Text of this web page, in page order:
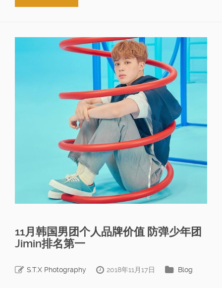
11月韩国男团个人品牌价值 防弹少年团
Jimin排名第一
S.T.X Photography 2018年11月17日 Blog